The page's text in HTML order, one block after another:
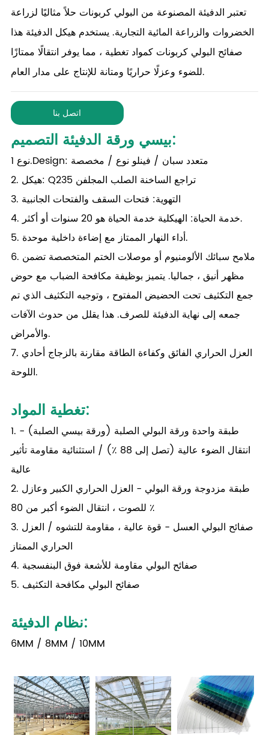
تعتبر الدفيئة المصنوعة من البولي كربونات حلاً مثاليًا لزراعة
الخضروات والزراعة المائية التجارية. يستخدم هيكل الدفيئة هذا
صفائح البولي كربونات كمواد تغطية ، مما يوفر انتقالًا ممتازًا
للضوء وعزلًا حراريًا ومتانة للإنتاج على مدار العام.
اتصل بنا
بيسي ورقة الدفيئة التصميم:
نوع 1.Design: متعدد سبان / فينلو نوع / مخصصة
2. هيكل: Q235 تراجع الساخنة الصلب المجلفن
3. التهوية: فتحات السقف والفتحات الجانبية
4. خدمة الحياة: الهيكلية خدمة الحياة هو 20 سنوات أو أكثر.
5. أداء النهار الممتاز مع إضاءة داخلية موحدة.
6. ملامح سبائك الألومنيوم أو موصلات الختم المتخصصة تضمن
مظهر أنيق ، جماليا. يتميز بوظيفة مكافحة الضباب مع حوض
جمع التكثيف تحت الحضيض المفتوح ، وتوجيه التكثيف الذي تم
جمعه إلى نهاية الدفيئة للصرف. هذا يقلل من حدوث الآفات
والأمراض.
7. العزل الحراري الفائق وكفاءة الطاقة مقارنة بالزجاج أحادي
اللوحة.
تغطية المواد:
1. طبقة واحدة ورقة البولي الصلبة (ورقة بيسي الصلبة) -
انتقال الضوء عالية (تصل إلى 88 ٪) / استثنائية مقاومة تأثير
عالية
2. طبقة مزدوجة ورقة البولي - العزل الحراري الكبير وعازل
للصوت ، انتقال الضوء أكبر من 80 ٪
3. صفائح البولي العسل - قوة عالية ، مقاومة للتشوه / العزل
الحراري الممتاز
4. صفائح البولي مقاومة للأشعة فوق البنفسجية
5. صفائح البولي مكافحة التكثيف
نظام الدفيئة:
6MM / 8MM / 10MM